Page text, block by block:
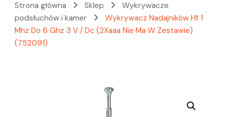
Strona główna Sklep
Wykrywacze
podsłuchów i kamer
Wykrywacz Nadajników Hf 1
Mhz Do 6 Ghz 3 V / Dc (2Xaaa Nie Ma W Zestawie)
(752091)